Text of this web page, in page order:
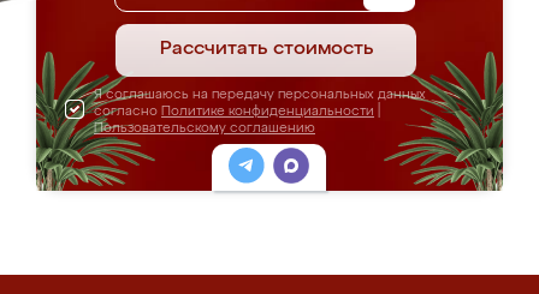
Рассчитать стоимость
Я соглашаюсь на передачу персональных данных
согласно Политике конфиденциальности
Пользовательскому соглашению